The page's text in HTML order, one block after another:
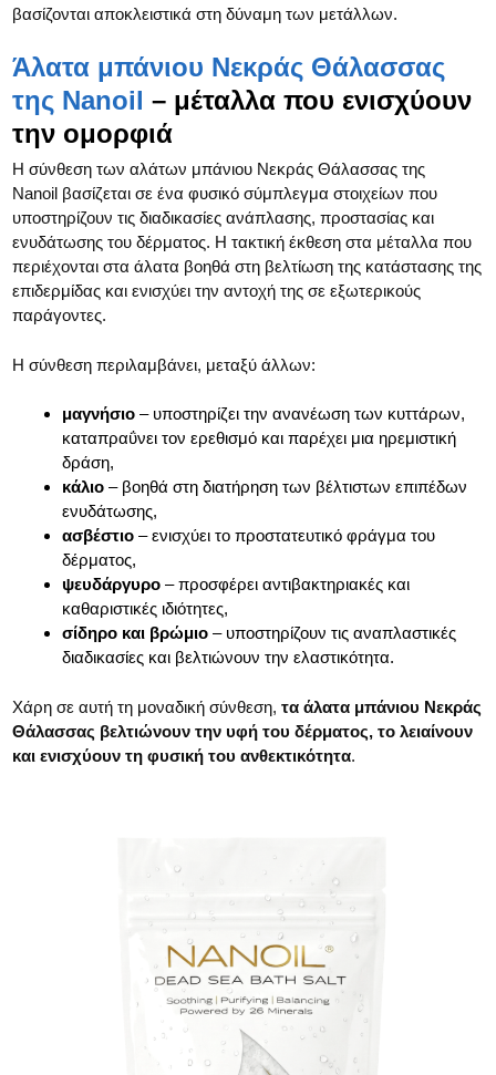
βασίζονται αποκλειστικά στη δύναμη των μετάλλων.
Άλατα μπάνιου Νεκράς Θάλασσας
της Nanoil – μέταλλα που ενισχύουν
την ομορφιά
Η σύνθεση των αλάτων μπάνιου Νεκράς Θάλασσας της
Nanoil βασίζεται σε ένα φυσικό σύμπλεγμα στοιχείων που
υποστηρίζουν τις διαδικασίες ανάπλασης, προστασίας και
ενυδάτωσης του δέρματος. Η τακτική έκθεση στα μέταλλα που
περιέχονται στα άλατα βοηθά στη βελτίωση της κατάστασης της
επιδερμίδας και ενισχύει την αντοχή της σε εξωτερικούς
παράγοντες.
Η σύνθεση περιλαμβάνει, μεταξύ άλλων:
μαγνήσιο– υποστηρίζει την ανανέωση των κυττάρων,
καταπραΰνει τον ερεθισμό και παρέχει μια ηρεμιστική
δράση,
κάλιο– βοηθά στη διατήρηση των βέλτιστων επιπέδων
ενυδάτωσης,
ασβέστιο– ενισχύει το προστατευτικό φράγμα του
δέρματος,
ψευδάργυρο– προσφέρει αντιβακτηριακές και
καθαριστικές ιδιότητες,
σίδηρο και βρώμιο – υποστηρίζουν τις αναπλαστικές
διαδικασίες και βελτιώνουν την ελαστικότητα.
Χάρη σε αυτή τη μοναδική σύνθεση,τα άλατα μπάνιου Νεκράς
Θάλασσας βελτιώνουν την υφή του δέρματος, το λειαίνουν
και ενισχύουν τη φυσική του ανθεκτικότητα.